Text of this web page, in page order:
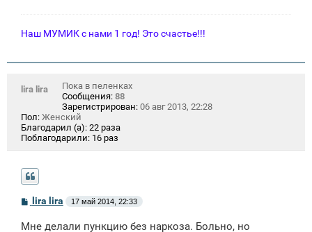
Наш МУМИК с нами 1 год! Это счастье!!!
lira lira
Пока в пеленках
Сообщения: 88
Зарегистрирован: 06 авг 2013, 22:28
Пол: Женский
Благодарил (а): 22 раза
Поблагодарили: 16 раз
С
б
lira lira 17 май 2014, 22:33
Мне делали пункцию без наркоза. Больно, но